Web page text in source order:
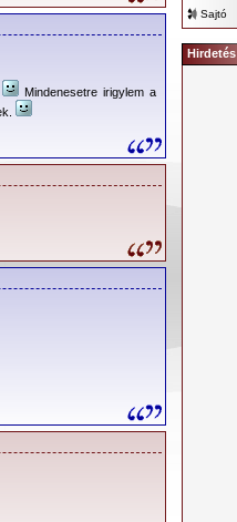
Mindenesetre irigylem a
Sajtó
Hirdetés